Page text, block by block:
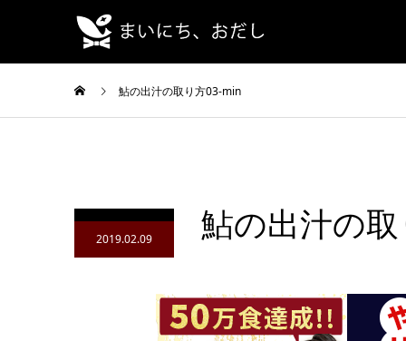
鮎の出汁の取り方03-min
2019.02.09 鮎の出汁の取